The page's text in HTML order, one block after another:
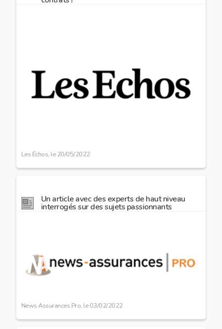
Les Échos, le20/05/2022
Un article avec des experts de haut niveau
interrogés sur des sujets passionnants
News Assurances Pro, le03/02/2022